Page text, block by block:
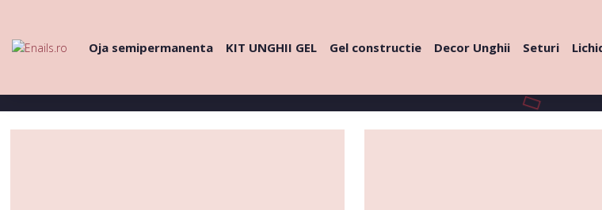
Oja semipermanenta KIT UNGHII GEL Gel constructie Decor Unghii Seturi